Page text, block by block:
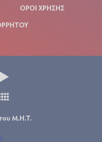
ΟΡΟΙ ΧΡΗΣΗΣ
Μ.Η.Τ.